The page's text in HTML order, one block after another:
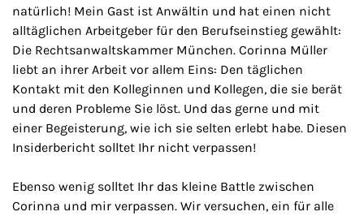
natürlich! Mein Gast ist Anwältin und hat einen nicht
alltäglichen Arbeitgeber für den Berufseinstieg gewählt:
Die Rechtsanwaltskammer München. Corinna Müller
liebt an ihrer Arbeit vor allem Eins: Den täglichen
Kontakt mit den Kolleginnen und Kollegen, die sie berät
und deren Probleme Sie löst. Und das gerne und mit
einer Begeisterung, wie ich sie selten erlebt habe. Diesen
Insiderbericht solltet Ihr nicht verpassen!
Ebenso wenig solltet Ihr das kleine Battle zwischen
Corinna und mir verpassen. Wir versuchen, ein für alle